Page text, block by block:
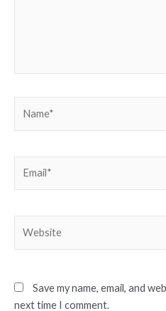
Save my name, email, and
next time I comment.